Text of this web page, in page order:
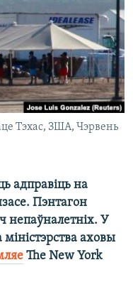
Тэхас, ЗША, Чэрвень
адправіць на
Пэнтагон
непаўналетніх. У
аховы
The New York